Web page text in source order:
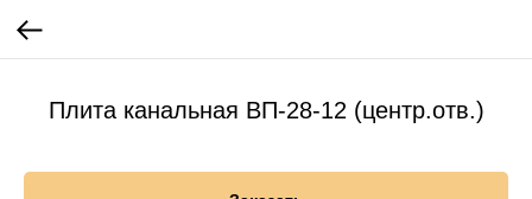
Плита канальная ВП-28-12 (центр.отв.)